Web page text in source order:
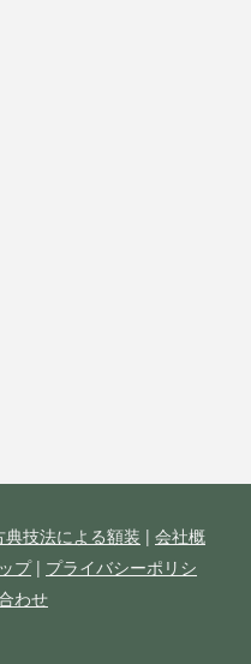
典技法による額装 | 会社概
プ| プライバシーポリシ
わせ